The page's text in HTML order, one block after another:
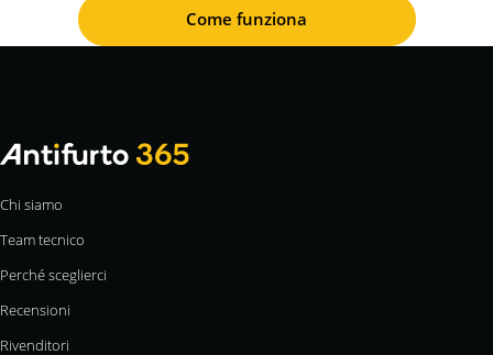
Come funziona
Chi siamo
Team tecnico
Perché sceglierci
Recensioni
Rivenditori